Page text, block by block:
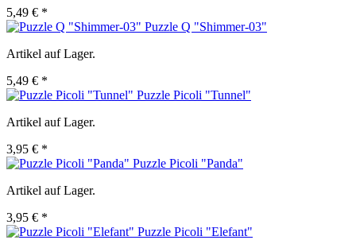
5,49 € *
Puzzle Q "Shimmer-03"
Artikel auf Lager.
5,49 € *
Puzzle Picoli "Tunnel"
Artikel auf Lager.
3,95 € *
Puzzle Picoli "Panda"
Artikel auf Lager.
3,95 € *
Puzzle Picoli "Elefant"